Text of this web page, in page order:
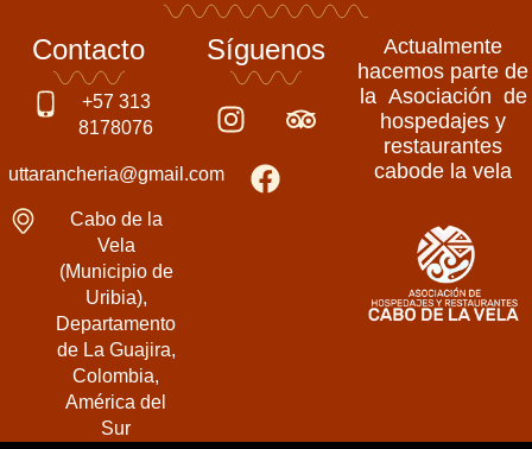
Contacto
+57 313
8178076
uttarancheria@gmail.com
Cabo de la
Vela
(Municipio de
Uribia),
Departamento
de La Guajira,
Colombia,
América del
Sur
Síguenos
I
n
T
r
c
e
Actualmente
hacemos parte de
la Asociación de
hospedajes y
restaurantes
cabode la vela